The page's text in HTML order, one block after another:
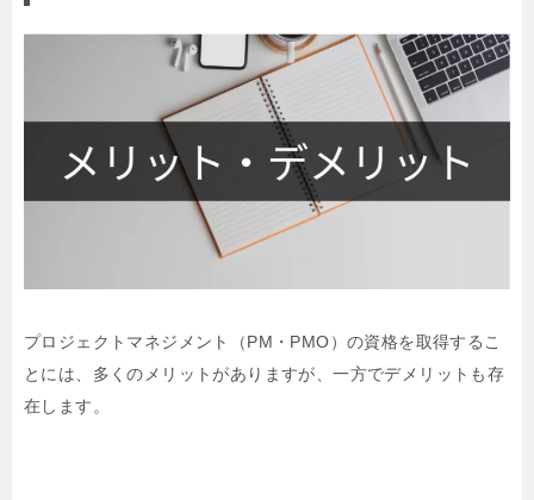
プロジェクトマネジメント（PM・PMO）の資格を取得するこ
とには、多くのメリットがありますが、一方でデメリットも存
在します。